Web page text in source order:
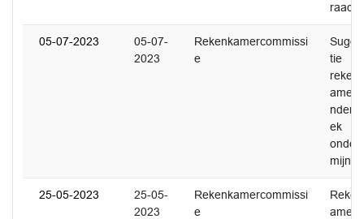
raad!
05-07-2023
05-07-
2023
Rekenkamercommissi
e
tie
rekenk
amero
ek
onder
25-05-2023
25-05-
2023
Rekenkamercommissi
e